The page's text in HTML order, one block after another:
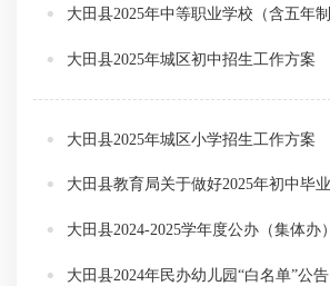
大田县2025年城区初中招生工作方案
大田县2025年城区小学招生工作方案
大田县2024年民办幼儿园“白名单”公告